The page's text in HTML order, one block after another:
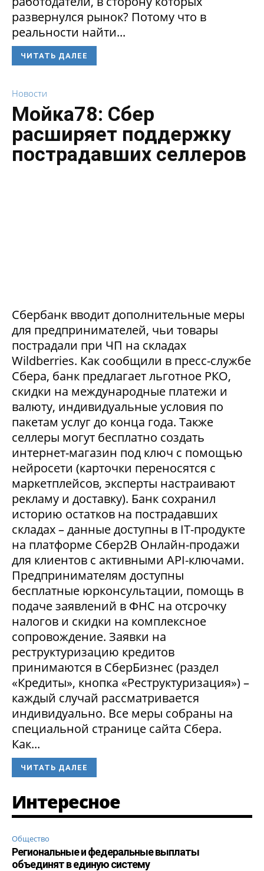
развернулся рынок? Потому что в
реальности найти...
ЧИТАТЬ ДАЛЕЕ
Новости
Мойка78: Сбер
расширяет поддержку
пострадавших селлеров
Сбербанк вводит дополнительные меры
для предпринимателей, чьи товары
пострадали при ЧП на складах
Wildberries. Как сообщили в пресс-службе
Сбера, банк предлагает льготное РКО,
скидки на международные платежи и
валюту, индивидуальные условия по
пакетам услуг до конца года. Также
селлеры могут бесплатно создать
интернет-магазин под ключ с помощью
нейросети (карточки переносятся с
маркетплейсов, эксперты настраивают
рекламу и доставку). Банк сохранил
историю остатков на пострадавших
складах – данные доступны в IT-продукте
на платформе Сбер2В Онлайн-продажи
для клиентов с активными API-ключами.
Предпринимателям доступны
бесплатные юрконсультации, помощь в
подаче заявлений в ФНС на отсрочку
налогов и скидки на комплексное
сопровождение. Заявки на
реструктуризацию кредитов
принимаются в СберБизнес (раздел
«Кредиты», кнопка «Реструктуризация») –
каждый случай рассматривается
индивидуально. Все меры собраны на
специальной странице сайта Сбера.
Как...
ЧИТАТЬ ДАЛЕЕ
Интересное
Общество
Региональные и федеральные выплаты
объединят в единую систему